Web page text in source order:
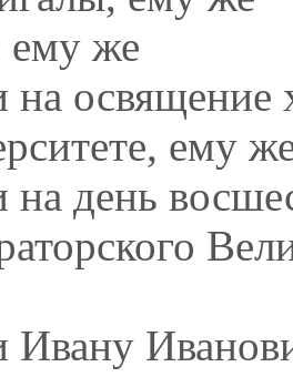
ему же
на освящение
ему
на день
Ивану